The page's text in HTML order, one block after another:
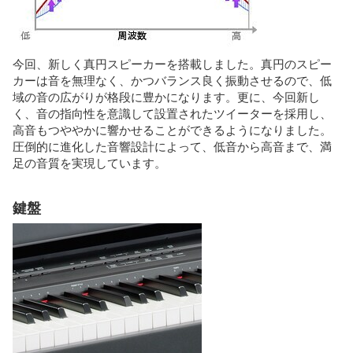
今回、新しく真円スピーカーを搭載しました。真円のスピー
カーは音を無理なく、かつバランス良く振動させるので、低
域の音の広がりが格段に豊かになります。更に、今回新し
く、音の指向性を意識して設置されたツイーターを採用し、
高音もつややかに響かせることができるようになりました。
圧倒的に進化した音響設計によって、低音から高音まで、満
足の音質を実現しています。
鍵盤